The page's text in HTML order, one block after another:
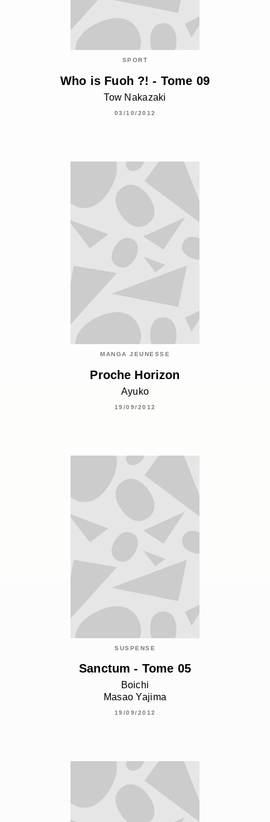
SPORT
Who is Fuoh ?! - Tome 09
Tow Nakazaki
03/10/2012
MANGA JEUNESSE
Proche Horizon
Ayuko
19/09/2012
SUSPENSE
Sanctum - Tome 05
Boichi
Masao Yajima
19/09/2012